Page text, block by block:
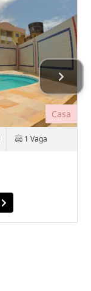
Casa
1 Vaga